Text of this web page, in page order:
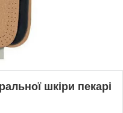
шкіри пекарі